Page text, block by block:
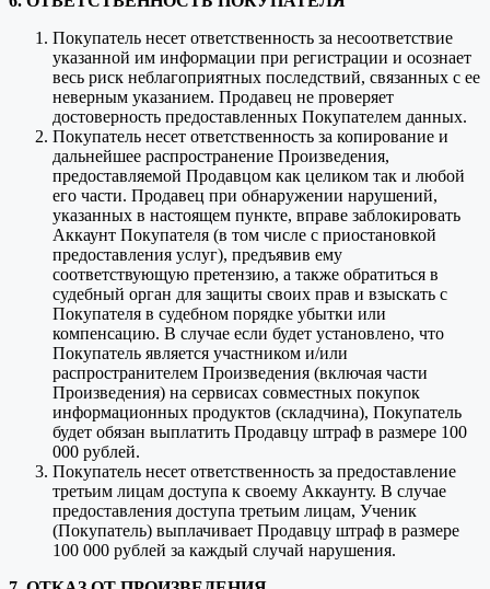
Покупатель несет ответственность за несоответствие
указанной им информации при регистрации и осознает
весь риск неблагоприятных последствий, связанных с ее
неверным указанием. Продавец не проверяет
достоверность предоставленных Покупателем данных.
Покупатель несет ответственность за копирование и
дальнейшее распространение Произведения,
предоставляемой Продавцом как целиком так и любой
его части. Продавец при обнаружении нарушений,
указанных в настоящем пункте, вправе заблокировать
Аккаунт Покупателя (в том числе с приостановкой
предоставления услуг), предъявив ему
соответствующую претензию, а также обратиться в
судебный орган для защиты своих прав и взыскать с
Покупателя в судебном порядке убытки или
компенсацию. В случае если будет установлено, что
Покупатель является участником и/или
распространителем Произведения (включая части
Произведения) на сервисах совместных покупок
информационных продуктов (складчина), Покупатель
будет обязан выплатить Продавцу штраф в размере 100
000 рублей.
Покупатель несет ответственность за предоставление
третьим лицам доступа к своему Аккаунту. В случае
предоставления доступа третьим лицам, Ученик
(Покупатель) выплачивает Продавцу штраф в размере
100 000 рублей за каждый случай нарушения.